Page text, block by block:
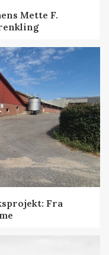
Mette F.
Fra